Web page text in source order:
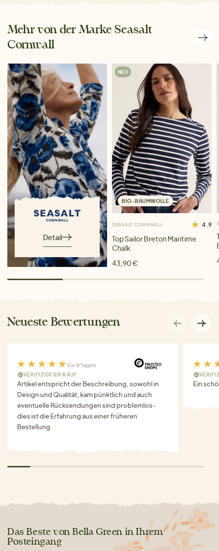
Mehr von der Marke Seasalt
Cornwall
Detail
NEU
BIO-BAUMWOLLE
SEASALT CORNWALL 4.9
Top Sailor Breton Maritime
Chalk
43,90 €
Neueste Bewertungen
Vor 8 Tagen
VERIFIZIERTER KAUF
Artikel entspricht der Beschreibung, sowohl in
Design und Qualität, kam pünktlich und auch
eventuelle Rücksendungen sind problemlos-
dies ist die Erfahrung aus einer früheren
Bestellung.
Ein
Das Beste von Bella Green in Ihrem
Posteingang